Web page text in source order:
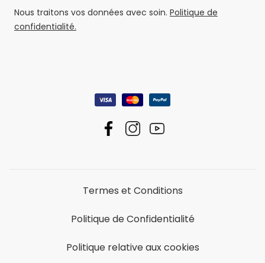
Nous traitons vos données avec soin. Politique de
confidentialité.
Termes et Conditions
Politique de Confidentialité
Politique relative aux cookies